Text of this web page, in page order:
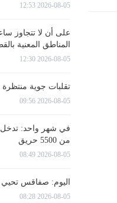
2026-08-05 12:53
على أن لا تتجاوز
المناطق المعنية
2026-08-05 12:30
تقلبات جوية منتظرة
2026-08-05 09:56
في شهر واحد: تدخل
من 5500 حريق
2026-08-05 08:49
اليوم: صفاقس تحيي الذكرى 79
2026-08-05 08:28